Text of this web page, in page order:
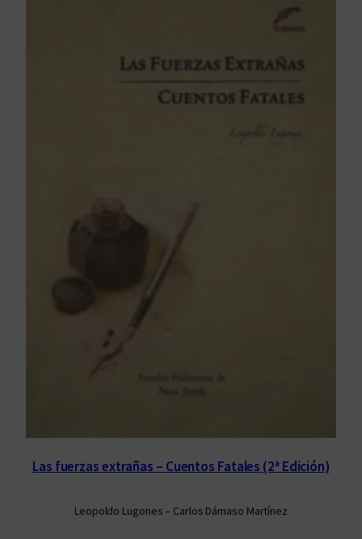
Las fuerzas extrañas – Cuentos Fatales (2ª Edición)
Leopoldo Lugones – Carlos Dámaso Martínez